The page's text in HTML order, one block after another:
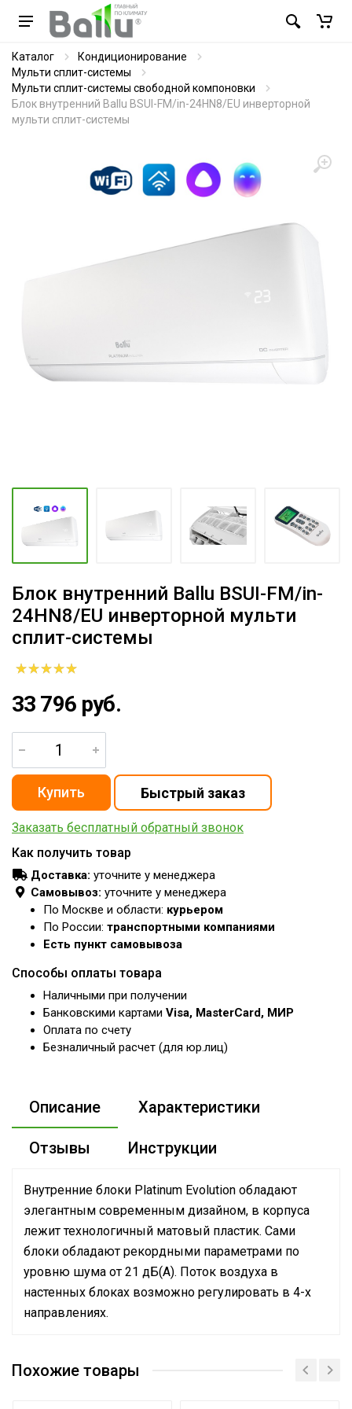
Каталог
Кондиционирование
Мульти сплит-системы
Мульти сплит-системы свободной компоновки
Блок внутренний Ballu BSUI-FM/in-24HN8/EU инверторной
мульти сплит-системы
Блок внутренний Ballu BSUI-FM/in-
24HN8/EU инверторной мульти
сплит-системы
33 796 руб.
Заказать бесплатный обратный звонок
Как получить товар
Доставка: уточните у менеджера
Самовывоз: уточните у менеджера
По Москве и области: курьером
По России: транспортными компаниями
Есть пункт самовывоза
Способы оплаты товара
Наличными при получении
Банковскими картами Visa, MasterCard, МИР
Оплата по счету
Безналичный расчет (для юр.лиц)
Описание Характеристики
Отзывы Инструкции
Внутренние блоки Platinum Evolution обладают
элегантным современным дизайном, в корпуса
лежит технологичный матовый пластик. Сами
блоки обладают рекордными параметрами по
уровню шума от 21 дБ(А). Поток воздуха в
настенных блоках возможно регулировать в 4-х
направлениях.
производительность
Сертификат
Похожие товары